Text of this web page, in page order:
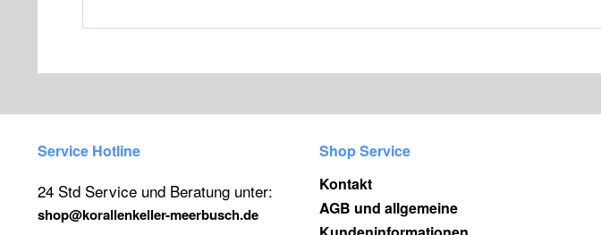
Service Hotline
24 Std Service und Beratung unter:
shop@korallenkeller-meerbusch.de
Shop Service
Kontakt
AGB und allgemeine